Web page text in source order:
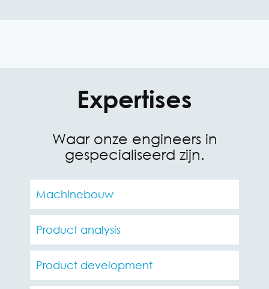
Expertises
Waar onze engineers in
gespecialiseerd zijn.
Machinebouw
Product analysis
Product development